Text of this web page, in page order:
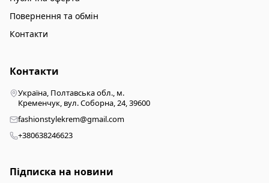
Повернення та обмін
Контакти
Контакти
Україна, Полтавська обл., м.
Кременчук, вул. Соборна, 24, 39600
fashionstylekrem@gmail.com
+380638246623
Підписка на новини